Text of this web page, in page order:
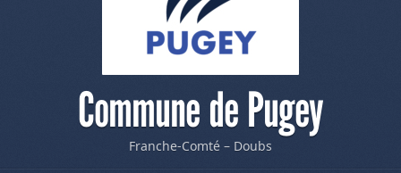
Commune de Pugey
Franche-Comté – Doubs